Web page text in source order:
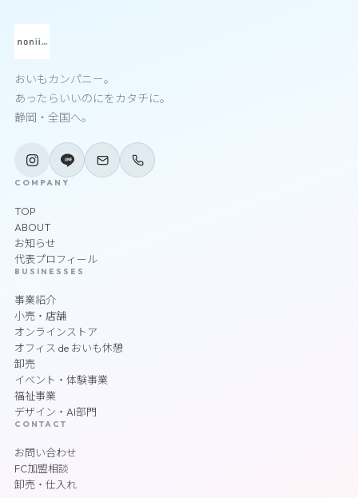
おいもカンパニー。
あったらいいのにをカタチに。
静岡・全国へ。
COMPANY
TOP
ABOUT
お知らせ
代表プロフィール
BUSINESSES
事業紹介
小売・店舗
オンラインストア
オフィス de おいも休憩
卸売
イベント・体験事業
福祉事業
デザイン・AI部門
CONTACT
お問い合わせ
FC加盟相談
卸売・仕入れ